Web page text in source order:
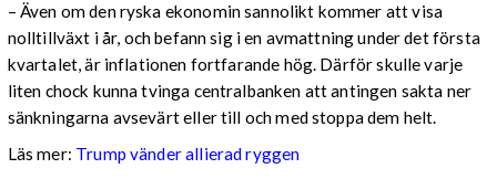
– Även om den ryska ekonomin sannolikt kommer att visa
nolltillväxt i år, och befann sig i en avmattning under det första
kvartalet, är inflationen fortfarande hög. Därför skulle varje
liten chock kunna tvinga centralbanken att antingen sakta ner
sänkningarna avsevärt eller till och med stoppa dem helt.
Läs mer: Trump vänder allierad ryggen